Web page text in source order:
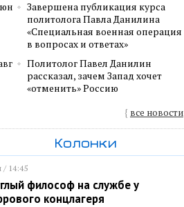
Завершена публикация курса
политолога Павла Данилина
«Специальная военная операция
в вопросах и ответах»
Политолог Павел Данилин
рассказал, зачем Запад хочет
«отменить» Россию
{ все новости
Колонки
/ 14:45
философ на службе у
концлагеря